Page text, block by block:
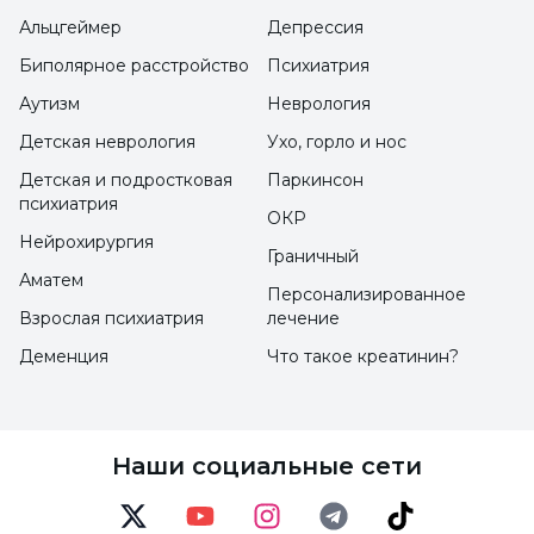
Оно удерживает воду в коже и
которые могут возникнуть на коже.
Быстрее заживляет раны
Он способствует выработке коллагена в
организме. В организме людей,
испытывающих дефицит витамина,
заживление ран происходит медленнее.
ран, участвуя в выработке коллагена.
Помогает бороться с психологическими
Альцгеймер
Биполярное расстройство
Аутизм
Детская неврология
Депрессия
Психиатрия
Неврология
Ухо, горло и нос
Детская и подростковая
психиатрия
Нейрохирургия
Аматем
Взрослая психиатрия
Деменция
Паркинсон
ОКР
Граничный
Персонализированное
лечение
Что такое креатинин?
Наши социальные сети